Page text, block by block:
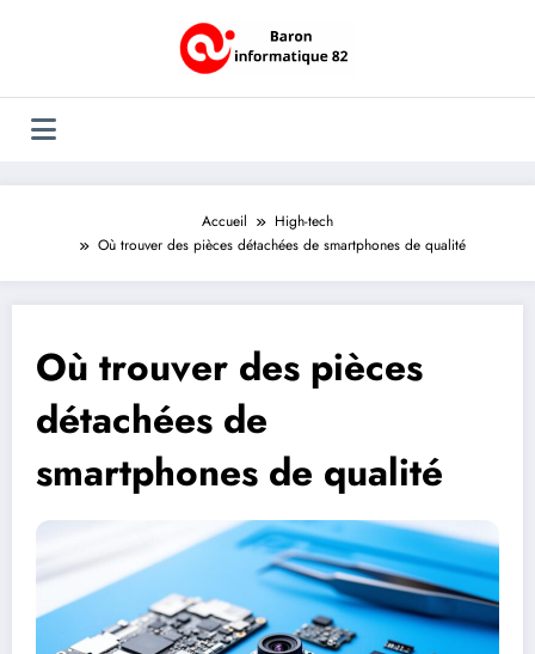
Accueil
High-tech
Où trouver des pièces détachées de smartphones de qualité
Où trouver des pièces
détachées de
smartphones de qualité